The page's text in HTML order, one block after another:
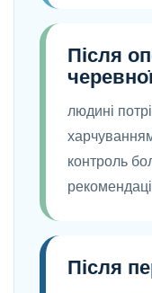
Після
людині
контроль
Після